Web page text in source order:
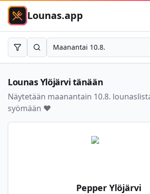
Lounas.app
RajaaHae Maanantai 10.8.
LounasYlöjärvitänään
Näytetään maanantain 10.8.
syömään ❤️
Pepper Ylöjärvi